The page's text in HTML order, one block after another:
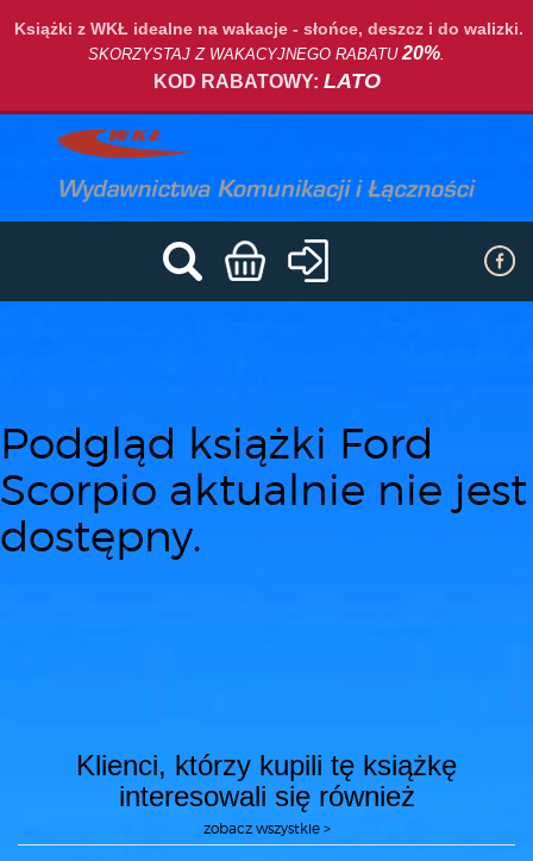
Książki z WKŁ idealne na wakacje - słońce, deszcz i do walizki.
SKORZYSTAJ Z WAKACYJNEGO RABATU20%.
KOD RABATOWY: LATO
Podgląd książki Ford
Scorpio aktualnie nie jest
dostępny.
Klienci, którzy kupili tę książkę
interesowali się również
zobacz wszystkie >